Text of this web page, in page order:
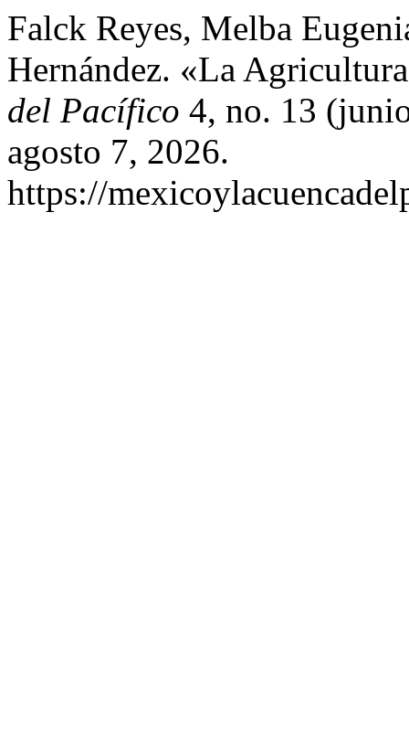
Falck Reyes, Melba
Hernández. «La
del Pacífico 4, no. 13
agosto 7, 2026.
https://